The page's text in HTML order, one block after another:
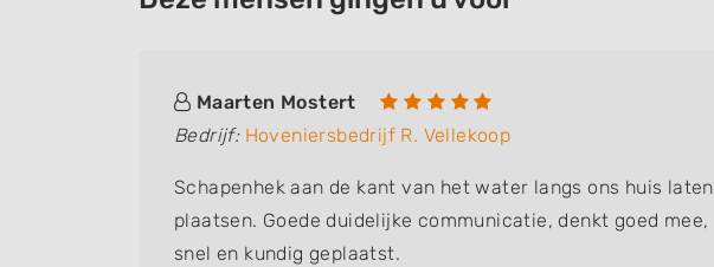
Maarten Mostert
Bedrijf: Hoveniersbedrijf R. Vellekoop
Schapenhek aan de kant van het water langs ons huis laten
plaatsen. Goede duidelijke communicatie, denkt goed mee,
snel en kundig geplaatst.